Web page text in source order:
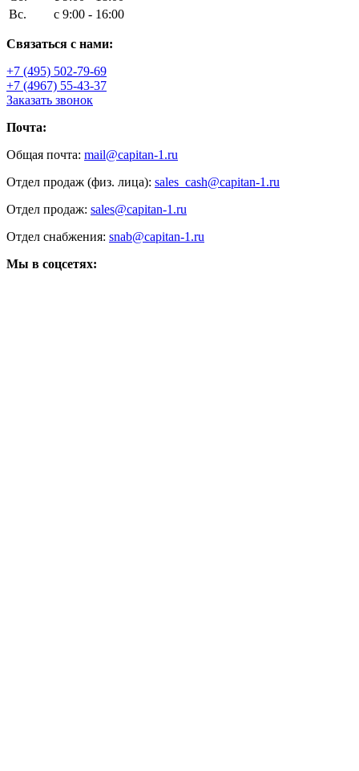
Вс.
с 9:00 - 16:00
Связаться с нами:
+7 (495) 502-79-69
+7 (4967) 55-43-37
Заказать звонок
Почта:
Общая почта: mail@capitan-1.ru
Отдел продаж (физ. лица): sales_cash@capitan-1.ru
Отдел продаж: sales@capitan-1.ru
Отдел снабжения: snab@capitan-1.ru
Мы в соцсетях: